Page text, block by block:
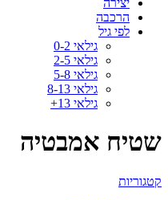
יצירה
הרכבה
לפי גיל
גילאי 0-2
גילאי 2-5
גילאי 5-8
גילאי 8-13
גילאי 13+
שטיח אמבטיה
קטגוריות